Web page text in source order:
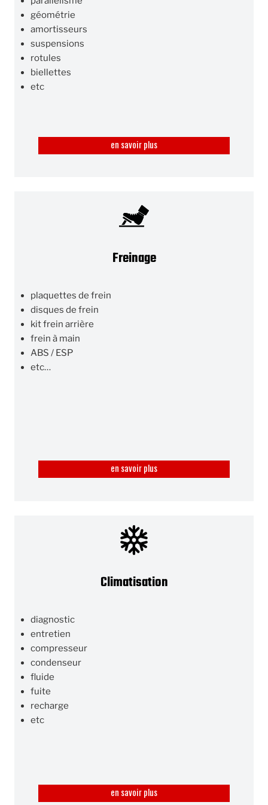
géométrie
amortisseurs
suspensions
rotules
biellettes
etc
en savoir plus
Freinage
plaquettes de frein
disques de frein
kit frein arrière
frein à main
ABS / ESP
etc…
en savoir plus
Climatisation
diagnostic
entretien
compresseur
condenseur
fluide
fuite
recharge
etc
en savoir plus